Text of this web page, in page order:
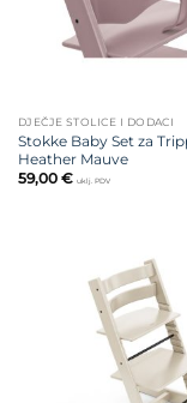
DJEČJE STOLICE I DODACI
Stokke Baby Set za
Heather Mauve
59,00 € uklj. PDV